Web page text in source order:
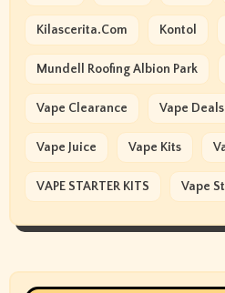
Kilascerita.com Kontol
Mundell Roofing Albion Park
Vape Clearance Vape Deals
Vape Juice Vape Kits
VAPE STARTER KITS Vape